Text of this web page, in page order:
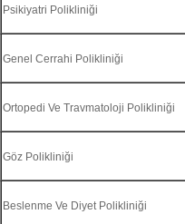
Psikiyatri Polikliniği
Genel Cerrahi Polikliniği
Ortopedi Ve Travmatoloji Polikliniği
Göz Polikliniği
Beslenme Ve Diyet Polikliniği